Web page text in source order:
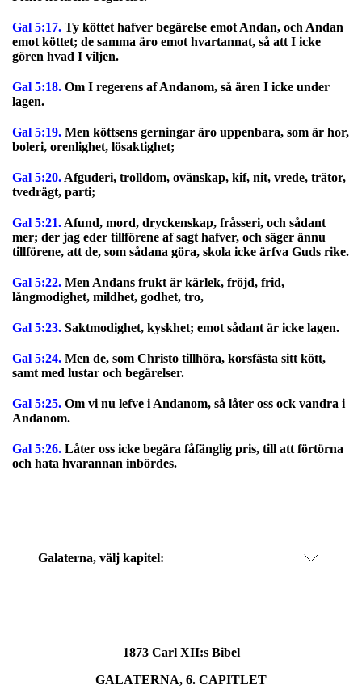
Gal 5:17. Ty köttet hafver begärelse emot Andan, och Andan
emot köttet; de samma äro emot hvartannat, så att I icke
gören hvad I viljen.
Gal 5:18. Om I regerens af Andanom, så ären I icke under
lagen.
Gal 5:19. Men köttsens gerningar äro uppenbara, som är hor,
boleri, orenlighet, lösaktighet;
Gal 5:20. Afguderi, trolldom, ovänskap, kif, nit, vrede, trätor,
tvedrägt, parti;
Gal 5:21. Afund, mord, dryckenskap, fråsseri, och sådant
mer; der jag eder tillförene af sagt hafver, och säger ännu
tillförene, att de, som sådana göra, skola icke ärfva Guds rike.
Gal 5:22. Men Andans frukt är kärlek, fröjd, frid,
långmodighet, mildhet, godhet, tro,
Gal 5:23. Saktmodighet, kyskhet; emot sådant är icke lagen.
Gal 5:24. Men de, som Christo tillhöra, korsfästa sitt kött,
samt med lustar och begärelser.
Gal 5:25. Om vi nu lefve i Andanom, så låter oss ock vandra i
Andanom.
Gal 5:26. Låter oss icke begära fåfänglig pris, till att förtörna
och hata hvarannan inbördes.
Galaterna, välj kapitel:
1873 Carl XII:s Bibel
GALATERNA, 6. CAPITLET